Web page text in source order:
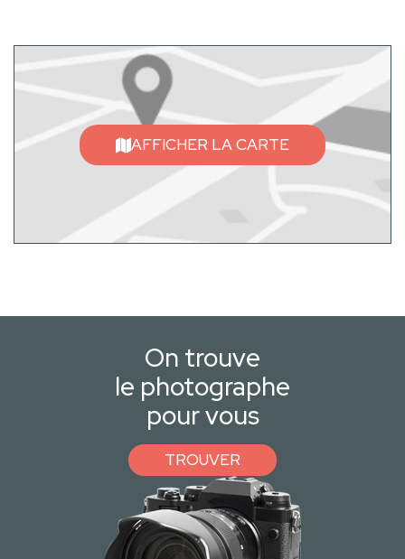
AFFICHER LA CARTE
On trouve
le photographe
pour vous
TROUVER